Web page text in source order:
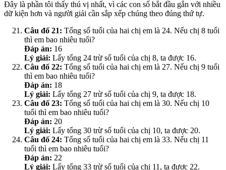
Đây là phần tôi thấy thú vị nhất, vì các con số bắt đầu gắn với nhiều
dữ kiện hơn và người giải cần sắp xếp chúng theo đúng thứ tự.
Câu đố 21: Tổng số tuổi của hai chị em là 24. Nếu chị 8 tuổi
thì em bao nhiêu tuổi?
Đáp án: 16
Lý giải: Lấy tổng 24 trừ số tuổi của chị 8, ta được 16.
Câu đố 22: Tổng số tuổi của hai chị em là 27. Nếu chị 9 tuổi
thì em bao nhiêu tuổi?
Đáp án: 18
Lý giải: Lấy tổng 27 trừ số tuổi của chị 9, ta được 18.
Câu đố 23: Tổng số tuổi của hai chị em là 30. Nếu chị 10
tuổi thì em bao nhiêu tuổi?
Đáp án: 20
Lý giải: Lấy tổng 30 trừ số tuổi của chị 10, ta được 20.
Câu đố 24: Tổng số tuổi của hai chị em là 33. Nếu chị 11
tuổi thì em bao nhiêu tuổi?
Đáp án: 22
Lý giải: Lấy tổng 33 trừ số tuổi của chị 11, ta được 22.